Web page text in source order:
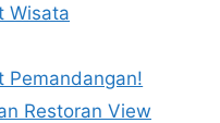
Wisata
Pemandangan!
Restoran View